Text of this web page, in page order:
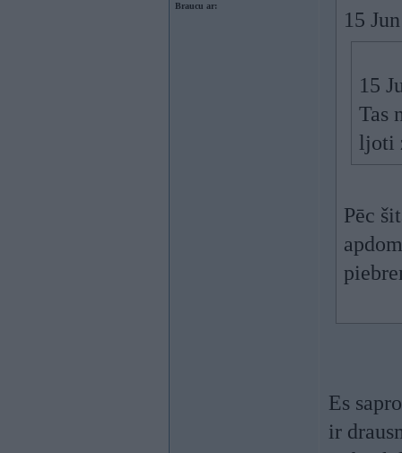
Braucu ar:
15
15
Tas
ljoti
Pēc
Es
ir